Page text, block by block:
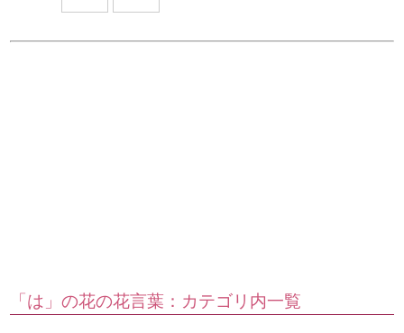
「は」の花の花言葉：カテゴリ内一覧